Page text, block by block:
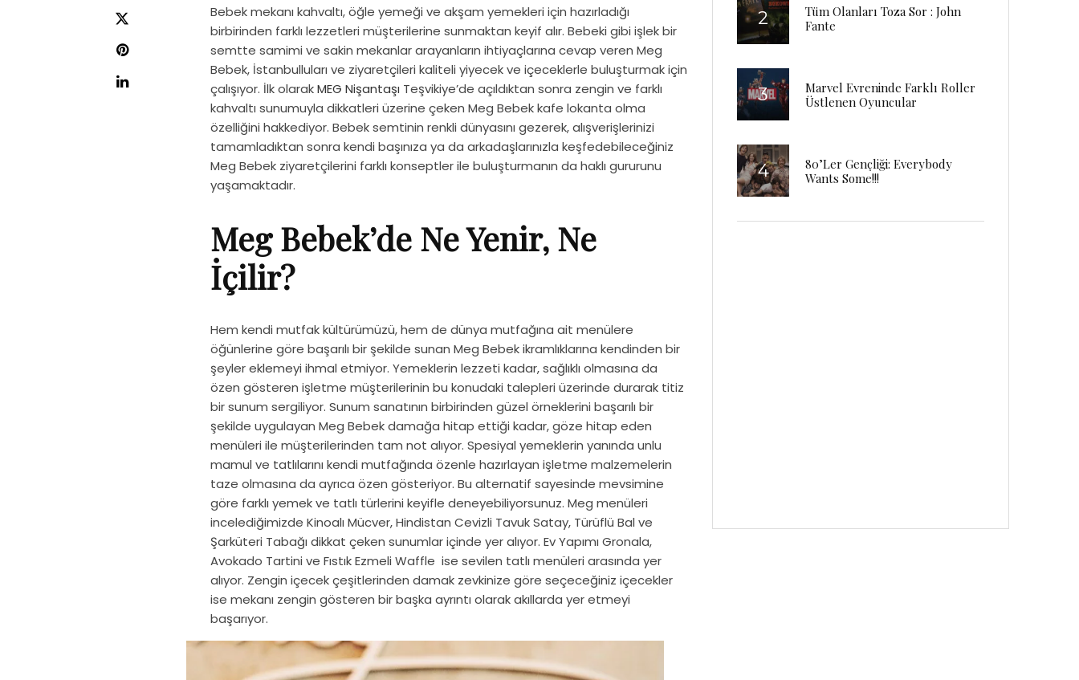
Bebek mekanı kahvaltı, öğle yemeği ve akşam yemekleri için hazırladığı
birbirinden farklı lezzetleri müşterilerine sunmaktan keyif alır. Bebeki gibi işlek bir
semtte samimi ve sakin mekanlar arayanların ihtiyaçlarına cevap veren Meg
Bebek, İstanbulluları ve ziyaretçileri kaliteli yiyecek ve içeceklerle buluşturmak için
çalışıyor. İlk olarakMEG Nişantaşı Teşvikiye’de açıldıktan sonra zengin ve farklı
kahvaltı sunumuyla dikkatleri üzerine çeken Meg Bebek kafe lokanta olma
özelliğini hakkediyor. Bebek semtinin renkli dünyasını gezerek, alışverişlerinizi
tamamladıktan sonra kendi başınıza ya da arkadaşlarınızla keşfedebileceğiniz
Meg Bebek ziyaretçilerini farklı konseptler ile buluşturmanın da haklı gururunu
yaşamaktadır.
Meg Bebek’de Ne Yenir, Ne
İçilir?
Hem kendi mutfak kültürümüzü, hem de dünya mutfağına ait menülere
öğünlerine göre başarılı bir şekilde sunan Meg Bebek ikramlıklarına kendinden bir
şeyler eklemeyi ihmal etmiyor. Yemeklerin lezzeti kadar, sağlıklı olmasına da
özen gösteren işletme müşterilerinin bu konudaki talepleri üzerinde durarak titiz
bir sunum sergiliyor. Sunum sanatının birbirinden güzel örneklerini başarılı bir
şekilde uygulayan Meg Bebek damağa hitap ettiği kadar, göze hitap eden
menüleri ile müşterilerinden tam not alıyor. Spesiyal yemeklerin yanında unlu
mamul ve tatlılarını kendi mutfağında özenle hazırlayan işletme malzemelerin
taze olmasına da ayrıca özen gösteriyor. Bu alternatif sayesinde mevsimine
göre farklı yemek ve tatlı türlerini keyifle deneyebiliyorsunuz. Meg menüleri
incelediğimizde Kinoalı Mücver, Hindistan Cevizli Tavuk Satay, Türüflü Bal ve
Şarküteri Tabağı dikkat çeken sunumlar içinde yer alıyor. Ev Yapımı Gronala,
Avokado Tartini ve Fıstık Ezmeli Waffle ise sevilen tatlı menüleri arasında yer
alıyor. Zengin içecek çeşitlerinden damak zevkinize göre seçeceğiniz içecekler
ise mekanı zengin gösteren bir başka ayrıntı olarak akıllarda yer etmeyi
başarıyor.
Tüm Olanları Toza Sor : John
Fante
Marvel Evreninde Farklı Roller
Üstlenen Oyuncular
80’Ler Gençliği: Everybody
Wants Some!!!